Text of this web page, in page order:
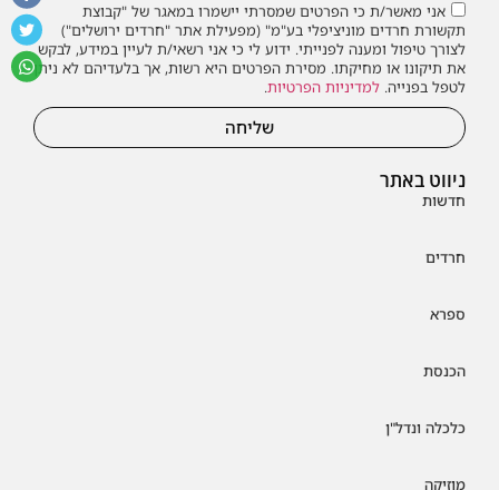
ניווט באתר
חדשות
חרדים
ספרא
הכנסת
כלכלה ונדל"ן
מוזיקה
אני מאשר/ת כי הפרטים שמסרתי יישמרו במאגר של "קבוצת
תקשורת חרדים מוניציפלי בע"מ" (מפעילת אתר "חרדים ירושלים")
לצורך טיפול ומענה לפנייתי. ידוע לי כי אני רשאי/ת לעיין במידע, לבקש
את תיקונו או מחיקתו. מסירת הפרטים היא רשות, אך בלעדיהם לא ניתן
לטפל בפנייה. למדיניות הפרטיות.
שליחה